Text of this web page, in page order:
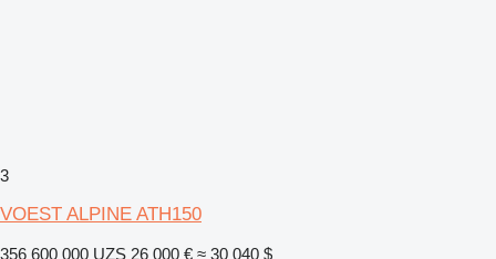
3
VOEST ALPINE ATH150
356 600 000 UZS 26 000 € ≈ 30 040 $